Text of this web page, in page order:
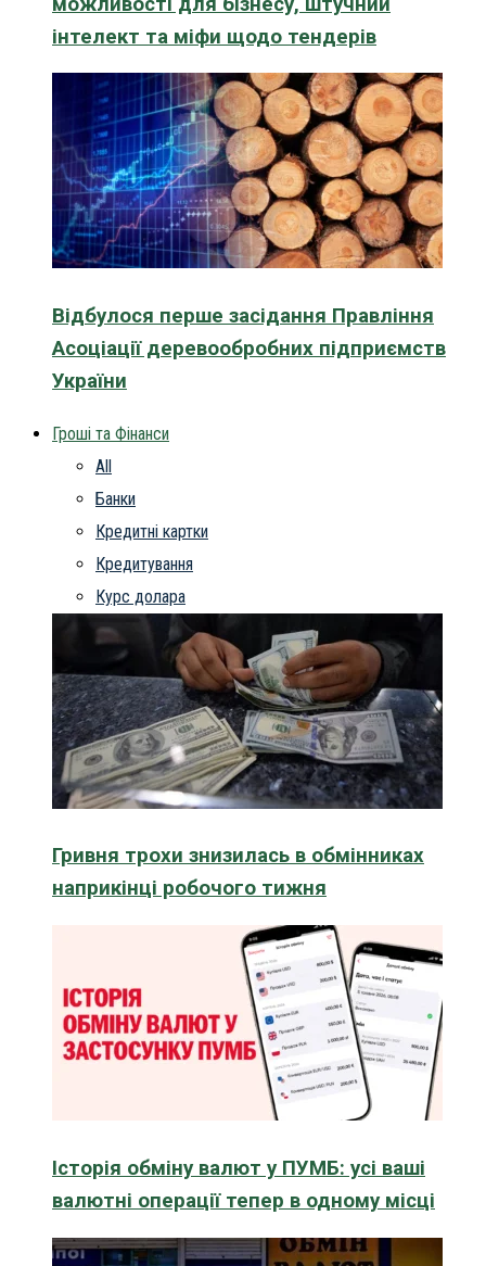
інтелект та міфи щодо тендерів
Відбулося перше засідання Правління
Асоціації деревообробних підприємств
України
Гроші та Фінанси
All
Банки
Кредитні картки
Кредитування
Курс долара
Гривня трохи знизилась в обмінниках
наприкінці робочого тижня
Історія обміну валют у ПУМБ: усі ваші
валютні операції тепер в одному місці